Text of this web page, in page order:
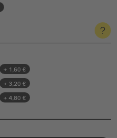
+ 1,60 €
+ 3,20 €
+ 4,80 €